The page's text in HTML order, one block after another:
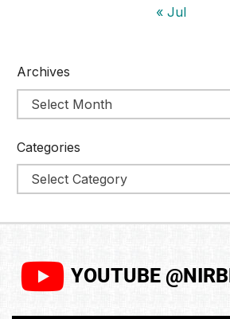
« Jul
Archives
Categories
YOUTUBE